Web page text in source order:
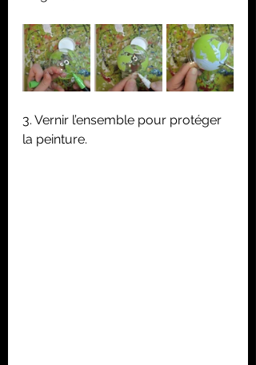
3. Vernir l’ensemble pour protéger
la peinture.